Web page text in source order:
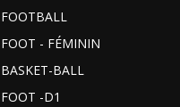
FOOTBALL
FOOT - FÉMININ
BASKET-BALL
FOOT -D1